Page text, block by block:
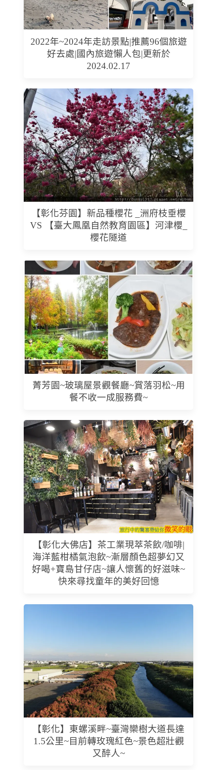
2022年~2024年走訪景點|推薦96個旅遊
好去處|國內旅遊懶人包|更新於
2024.02.17
【彰化芬園】新品種櫻花 _洲府枝垂櫻
VS 【臺大鳳凰自然教育園區】河津櫻_
櫻花隧道
菁芳園~玻璃屋景觀餐廳~賞落羽松~用
餐不收一成服務費~
【彰化大佛店】茶工業現萃茶飲/咖啡|
海洋藍柑橘氣泡飲~漸層顏色超夢幻又
好喝+寶島甘仔店~讓人懷舊的好滋味~
快來尋找童年的美好回憶
【彰化】東螺溪畔~臺灣欒樹大道長達
1.5公里~目前轉玫瑰紅色~景色超壯觀
又醉人~